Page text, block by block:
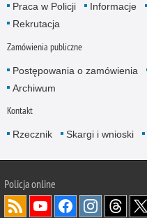
Praca w Policji Informacje
Rekrutacja
Zamówienia publiczne
Postępowania o zamówienia
Archiwum
Kontakt
Rzecznik Skargi i wnioski
Policjaonline